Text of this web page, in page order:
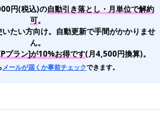
円(税込)の自動引き落とし・月単位で解約
可。
たい方向け。自動更新で手間がかかりませ
ん。
プラン]が10%お得です(月4,500円換算)。
メールが届くか事前チェックできます。